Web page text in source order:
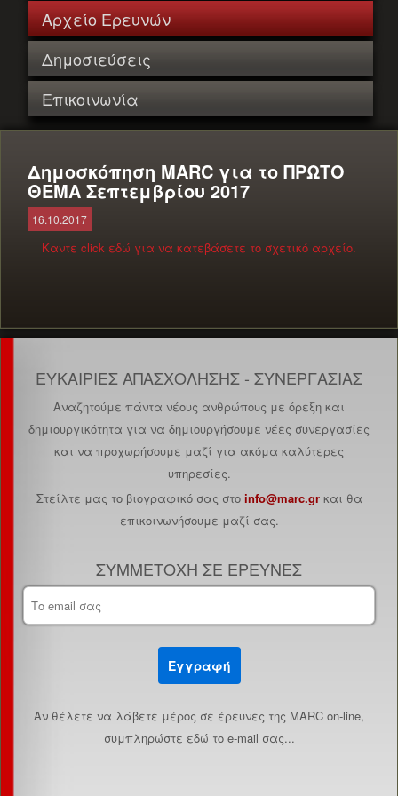
Αρχείο Ερευνών
Δημοσιεύσεις
Επικοινωνία
Δημοσκόπηση MARC για το ΠΡΩΤΟ
ΘΕΜΑ Σεπτεμβρίου 2017
16.10.2017
Καντε click εδώ για να κατεβάσετε το σχετικό αρχείο.
ΕΥΚΑΙΡΙΕΣ ΑΠΑΣΧΟΛΗΣΗΣ - ΣΥΝΕΡΓΑΣΙΑΣ
Αναζητούμε πάντα νέους ανθρώπους με όρεξη και
δημιουργικότητα για να δημιουργήσουμε νέες συνεργασίες
και να προχωρήσουμε μαζί για ακόμα καλύτερες
υπηρεσίες.
Στείλτε μας το βιογραφικό σας στο info@marc.grκαι θα
επικοινωνήσουμε μαζί σας.
ΣΥΜΜΕΤΟΧΗ ΣΕ ΕΡΕΥΝΕΣ
Εγγραφή
Aν θέλετε να λάβετε μέρος σε έρευνες της MARC on-line,
συμπληρώστε εδώ το e-mail σας...